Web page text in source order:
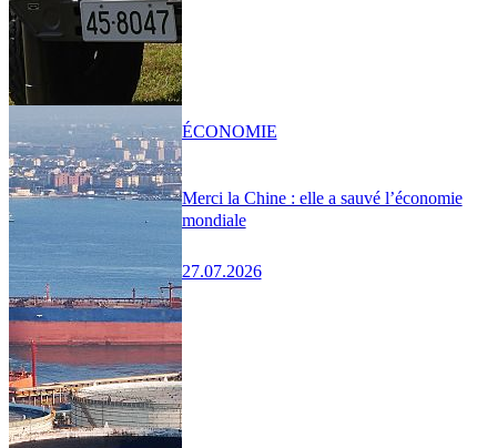
Merci la Chine : elle a sauvé l’économie
mondiale
27.07.2026
ÉCONOMIE